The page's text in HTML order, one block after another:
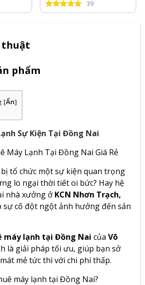
39
thuật
phẩm
[Ẩn]
Sự Kiện Tại Đồng Nai
Máy Lạnh Tại Đồng Nai Giá Rẻ
tổ chức một sự kiện quan trọng
lo ngại thời tiết oi bức? Hay hệ
nhà xưởng ở KCN Nhơn Trạch,
sự cố đột ngột ảnh hưởng đến sản
máy lạnh tại Đồng Nai của Võ
là giải pháp tối ưu, giúp bạn sở
mẻ tức thì với chi phí thấp.
máy lạnh tại Đồng Nai?